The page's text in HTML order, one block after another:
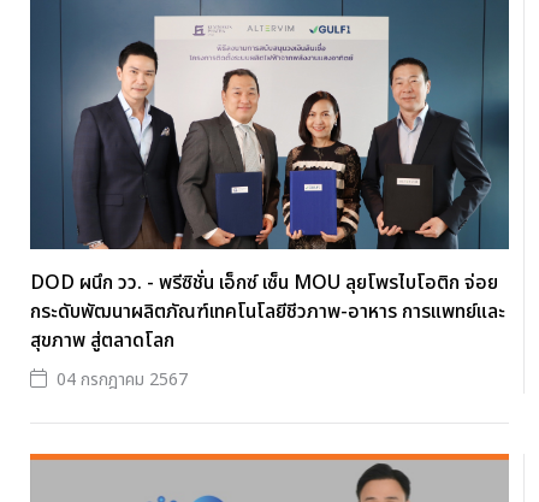
DOD ผนึก วว. - พรีซิชั่น เอ็กซ์ เซ็น MOU ลุยโพรไบโอติก จ่อย
กระดับพัฒนาผลิตภัณฑ์เทคโนโลยีชีวภาพ-อาหาร การแพทย์และ
สุขภาพ สู่ตลาดโลก
04 กรกฎาคม 2567